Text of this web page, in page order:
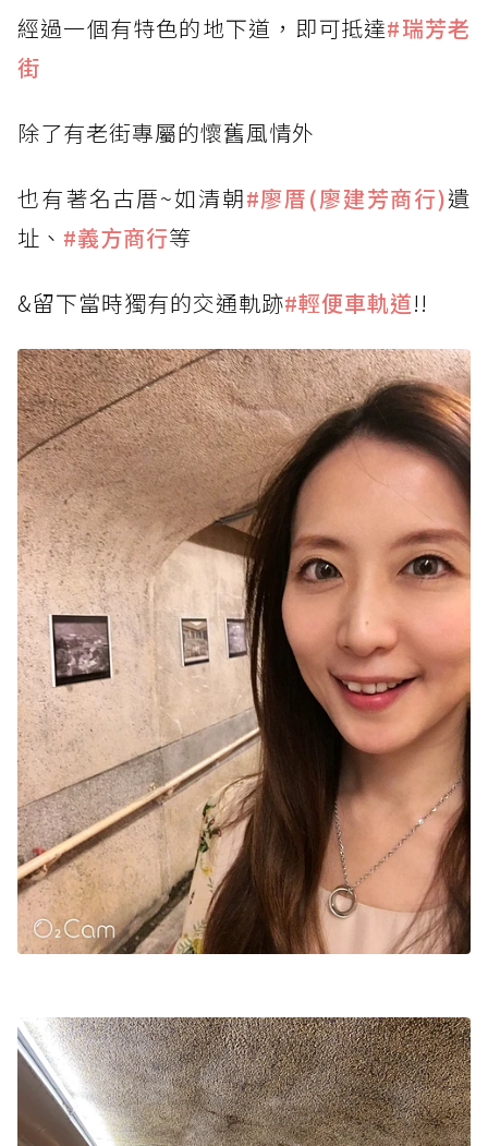
經過一個有特色的地下道，即可抵達#瑞芳老
街
除了有老街專屬的懷舊風情外
也有著名古厝~如清朝#廖厝(廖建芳商行)遺
址、 #義方商行等
&留下當時獨有的交通軌跡#輕便車軌道!!